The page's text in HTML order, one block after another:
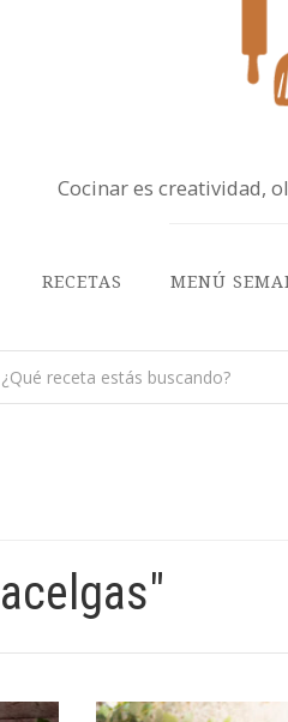
Cocinar es creatividad,
RECETAS MENÚ